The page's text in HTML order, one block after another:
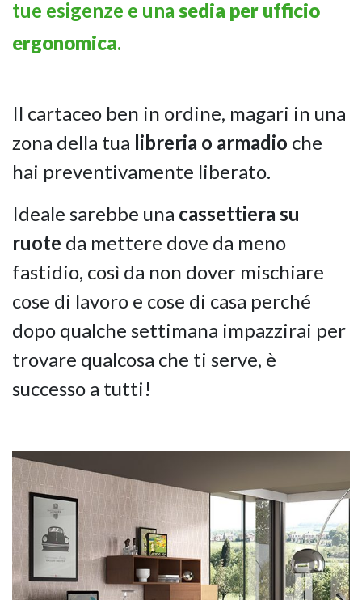
tue esigenze e una sedia per ufficio
ergonomica.
Il cartaceo ben in ordine, magari in una
zona della tua libreria o armadio che
hai preventivamente liberato.
Ideale sarebbe una cassettiera su
ruote da mettere dove da meno
fastidio, così da non dover mischiare
cose di lavoro e cose di casa perché
dopo qualche settimana impazzirai per
trovare qualcosa che ti serve, è
successo a tutti!